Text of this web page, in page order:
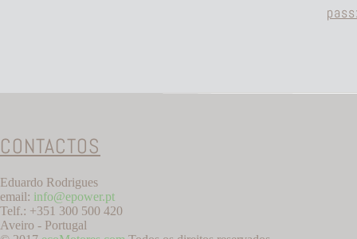
CONTACTOS
Eduardo Rodrigues
email: info@epower.pt
Telf.: +351 300 500 420
Aveiro - Portugal